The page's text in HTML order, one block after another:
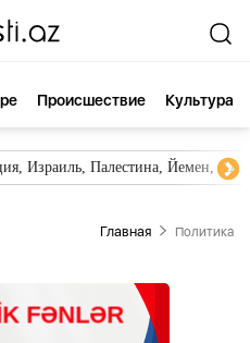
Происшествие Культура
Израиль, Палестина, Йемен,
Главная Политика